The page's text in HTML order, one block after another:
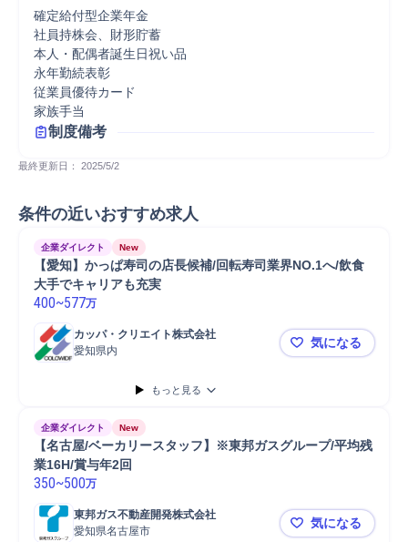
確定給付型企業年金
社員持株会、財形貯蓄
本人・配偶者誕生日祝い品
永年勤続表彰
従業員優待カード
家族手当
制度備考
最終更新日： 2025/5/2
条件の近いおすすめ求人
企業ダイレクト New
【愛知】かっぱ寿司の店長候補/回転寿司業界NO.1へ/飲食
大手でキャリアも充実
400~577万
カッパ・クリエイト株式会社
愛知県内
【愛知】か
気になる
もっと見る
企業ダイレクト New
【名古屋/ベーカリースタッフ】※東邦ガスグループ/平均残
業16H/賞与年2回
350~500万
東邦ガス不動産開発株式会社
愛知県名古屋市
【名古屋/
気になる